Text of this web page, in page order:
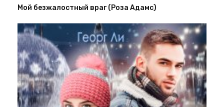
Мой безжалостный враг (Роза Адамс)